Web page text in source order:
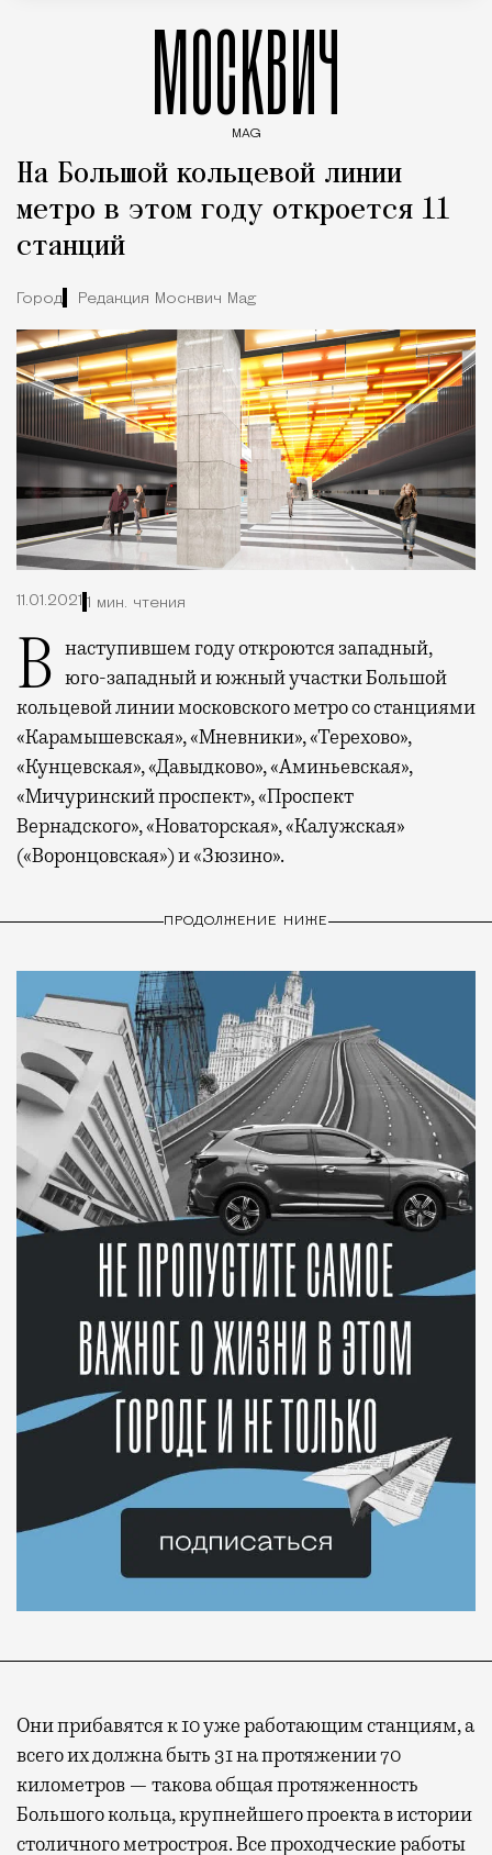
МОСКВИЧ
MAG
На Большой кольцевой линии
метро в этом году откроется 11
станций
Город Редакция Москвич Mag
11.01.2021 1 мин. чтения
В наступившем году откроются западный, юго-западный и южный участки Большой
кольцевой линии московского метро со станциями
«Карамышевская», «Мневники», «Терехово»,
«Кунцевская», «Давыдково», «Аминьевская»,
«Мичуринский проспект», «Проспект
Вернадского», «Новаторская», «Калужская»
(«Воронцовская») и «Зюзино».
ПРОДОЛЖЕНИЕ НИЖЕ
Они прибавятся к 10 уже работающим станциям, а
всего их должна быть 31 на протяжении 70
километров — такова общая протяженность
Большого кольца, крупнейшего проекта в истории
столичного метростроя. Все проходческие работы